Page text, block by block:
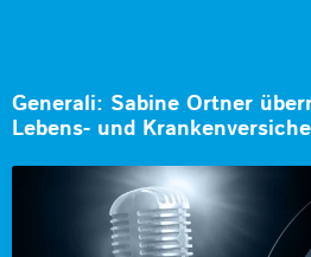
Generali: Sabine Ortner
Lebens- und